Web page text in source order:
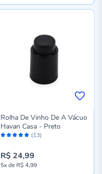
Avaliação: (13)
Rolha De Vinho De A Vácuo
Havan Casa - Preto
R$ 24,99
5xde R$ 4,99